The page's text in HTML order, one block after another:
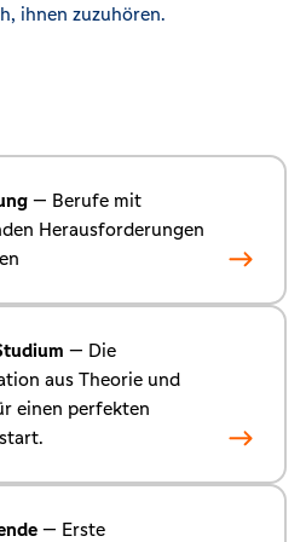
ihnen zuzuhören.
— Berufe mit
Herausforderungen
— Die
aus Theorie und
einen perfekten
— Erste